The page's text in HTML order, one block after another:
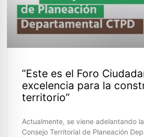
”Este es el Foro
excelencia para la
territorio”
Actualmente, se viene adelantando
Consejo Territorial de Planeación